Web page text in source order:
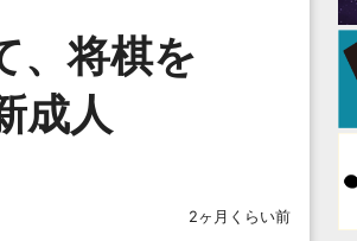
、将棋を
成人
2ヶ月くらい前